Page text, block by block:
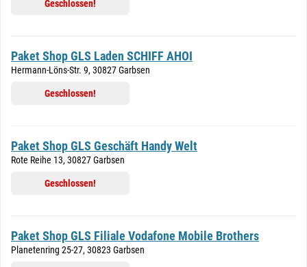
Geschlossen!
Paket Shop GLS Laden SCHIFF AHOI
Hermann-Löns-Str. 9, 30827 Garbsen
Geschlossen!
Paket Shop GLS Geschäft Handy Welt
Rote Reihe 13, 30827 Garbsen
Geschlossen!
Paket Shop GLS Filiale Vodafone Mobile Brothers
Planetenring 25-27, 30823 Garbsen